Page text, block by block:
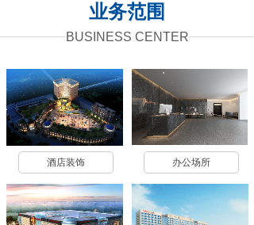
业务范围
BUSINESS CENTER
酒店装饰 办公场所